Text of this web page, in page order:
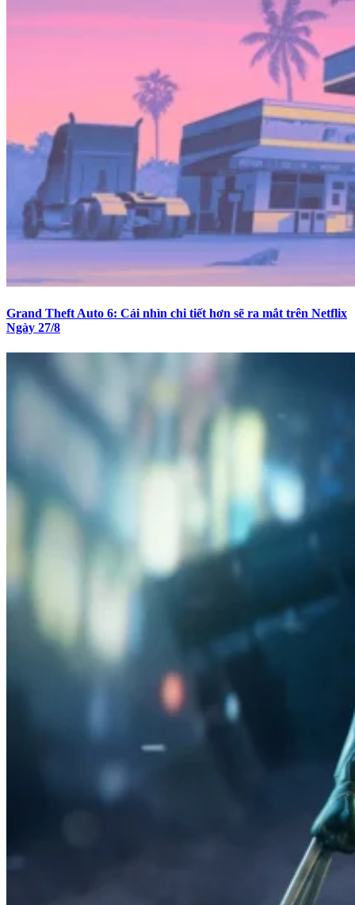
Grand Theft Auto 6: Cái nhìn chi tiết hơn sẽ ra mắt trên Netflix
Ngày 27/8